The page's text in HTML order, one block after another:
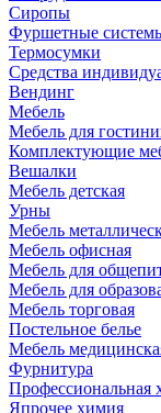
Сиропы
Фуршетные
Термосумки
Средства
Вендинг
Мебель
Мебель для
Комплектующие
Вешалки
Мебель детская
Урны
Мебель
Мебель офисная
Мебель для
Мебель для
Мебель торговая
Постельное белье
Мебель
Фурнитура
Профессиональная
Япрочее химия